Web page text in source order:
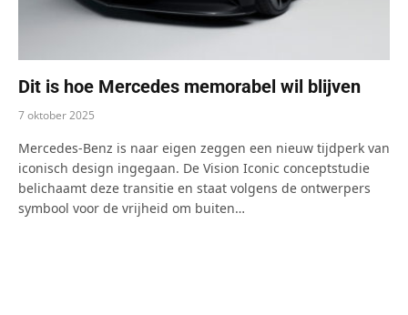
Dit is hoe Mercedes memorabel wil blijven
7 oktober 2025
Mercedes-Benz is naar eigen zeggen een nieuw tijdperk van
iconisch design ingegaan. De Vision Iconic conceptstudie
belichaamt deze transitie en staat volgens de ontwerpers
symbool voor de vrijheid om buiten…